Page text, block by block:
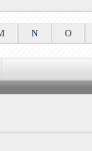
N O